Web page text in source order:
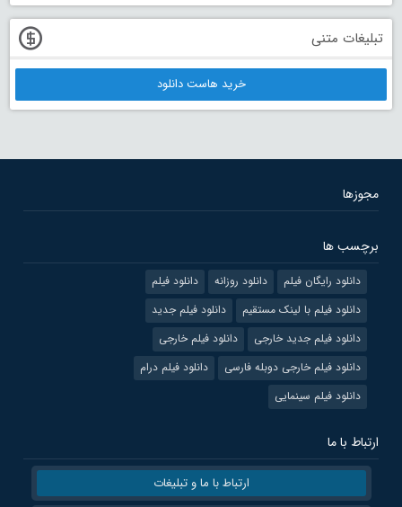
تبلیغات متنی
خرید هاست دانلود
مجوزها
برچسب ها
دانلود رایگان فیلم دانلود روزانه
دانلود فیلم
دانلود فیلم با لینک مستقیم
دانلود فیلم جدید
دانلود فیلم جدید خارجی
دانلود فیلم خارجی
دانلود فیلم خارجی دوبله فارسی
دانلود فیلم درام
دانلود فیلم سینمایی
ارتباط با ما
ارتباط با ما و تبلیغات